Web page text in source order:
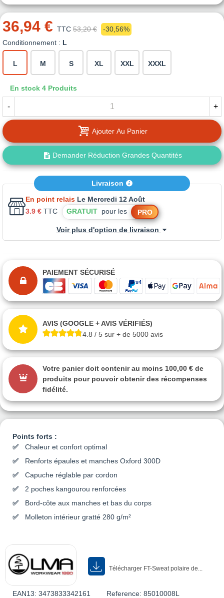
Points forts :
Chaleur et confort optimal
Renforts épaules et manches Oxford 300D
Capuche réglable par cordon
2 poches kangourou renforcées
Bord-côte aux manches et bas du corps
Molleton intérieur gratté 280 g/m²
Télécharger FT-Sweat polaire de...
EAN13: 3473833342161 Reference: 85010008L
36,94 € TTC 53,20 €
-30,56%
Conditionnement : L
L M S XL XXL XXXL
En stock 4 Produits
- +
Ajouter Au Panier
Demander Réduction Grandes Quantités
Livraison
En point relais Le Mercredi 12 Août
3.9 € TTC GRATUIT pour les PRO
Voir plus d'option de livraison
PAIEMENT SÉCURISÉ
AVIS (GOOGLE + AVIS VÉRIFIÉS)
4.8 / 5 sur + de 5000 avis
Votre panier doit contenir au moins 100,00 € de
produits pour pouvoir obtenir des récompenses
fidélité.